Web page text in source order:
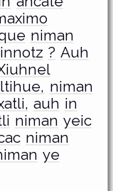
niman
? Auh
niman
auh in
niman yeic
niman
ye